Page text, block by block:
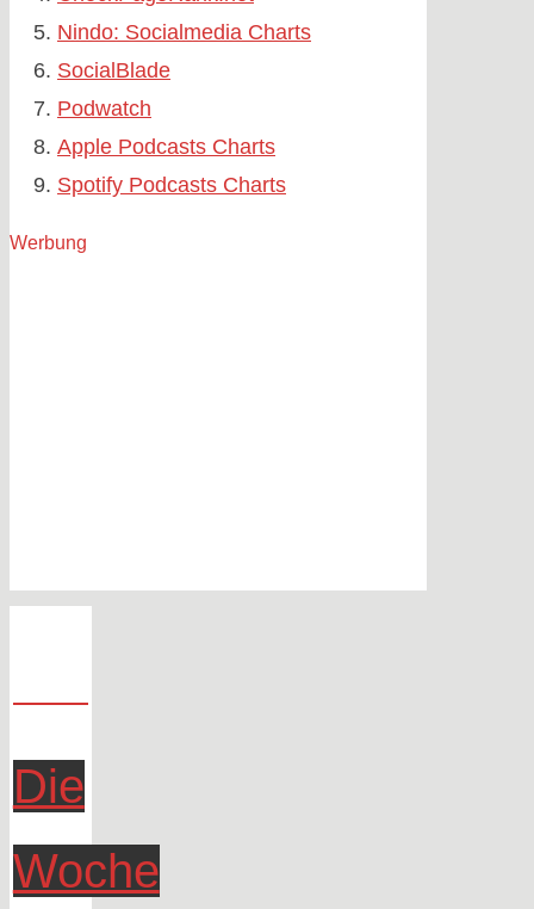
Nindo: Socialmedia Charts
SocialBlade
Podwatch
Apple Podcasts Charts
Spotify Podcasts Charts
Werbung
Die
Woche